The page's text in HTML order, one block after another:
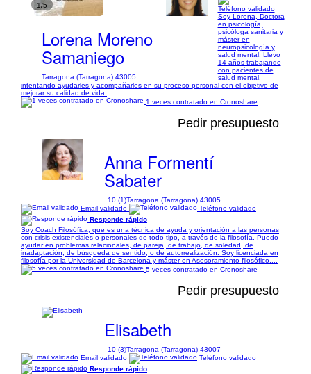
1/5
Lorena Moreno
Samaniego
Tarragona (Tarragona) 43005
Teléfono validado
Soy Lorena, Doctora
en psicología,
psicóloga sanitaria y
máster en
neuropsicología y
salud mental. Llevo
14 años trabajando
con pacientes de
salud mental,
intentando ayudarles y acompañarles en su proceso personal con el objetivo de
mejorar su calidad de vida.
1 veces contratado en Cronoshare
Pedir presupuesto
Anna Formentí
Sabater
10 (1)Tarragona (Tarragona) 43005
Email validado
Teléfono validado
Responde rápido
Soy Coach Filosófica, que es una técnica de ayuda y orientación a las personas
con crisis existenciales o personales de todo tipo, a través de la filosofía. Puedo
ayudar en problemas relacionales, de pareja, de trabajo, de soledad, de
inadaptación, de búsqueda de sentido, o de autorrealización. Soy licenciada en
filosofía por la Universidad de Barcelona y máster en Asesoramiento filosófico....
5 veces contratado en Cronoshare
Pedir presupuesto
Elisabeth
10 (3)Tarragona (Tarragona) 43007
Email validado
Teléfono validado
Responde rápido